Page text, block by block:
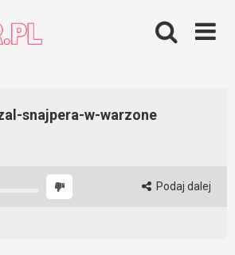
snajpera-w-warzone
Podaj dalej